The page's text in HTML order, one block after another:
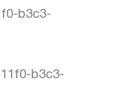
b3c3-
b3c3-